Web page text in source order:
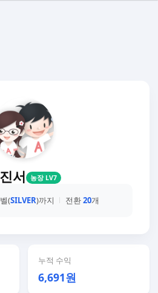
서 농장 LV7
(SILVER)까지 전환20개
누적 수익
6,691원